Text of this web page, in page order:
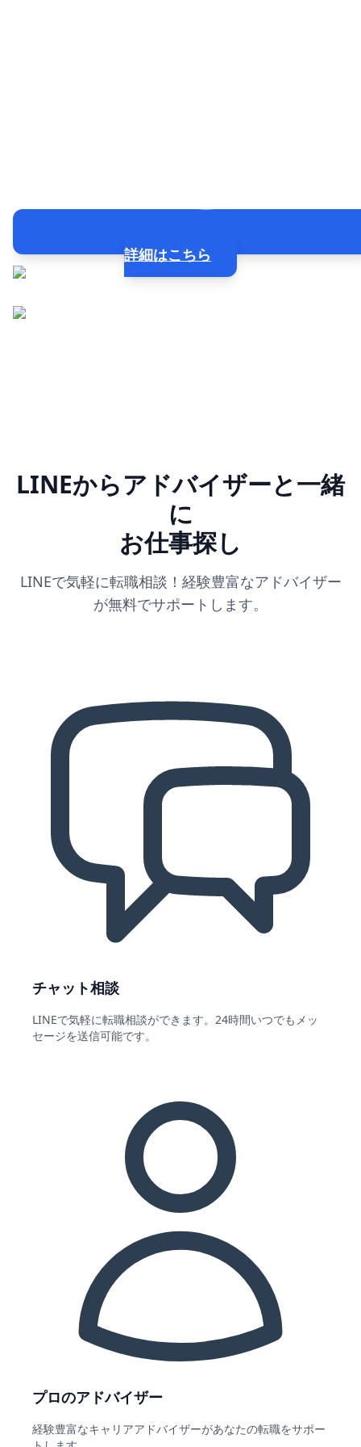
詳細はこちら
LINEからアドバイザーと一緒
に
お仕事探し
LINEで気軽に転職相談！経験豊富なアドバイザー
が無料でサポートします。
チャット相談
LINEで気軽に転職相談ができます。24時間いつでもメッ
セージを送信可能です。
プロのアドバイザー
経験豊富なキャリアアドバイザーがあなたの転職をサポー